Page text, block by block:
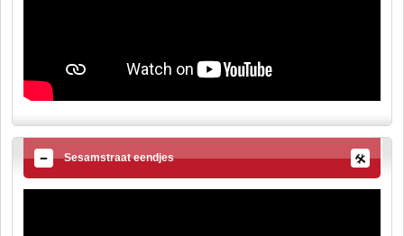
Sesamstraat eendjes